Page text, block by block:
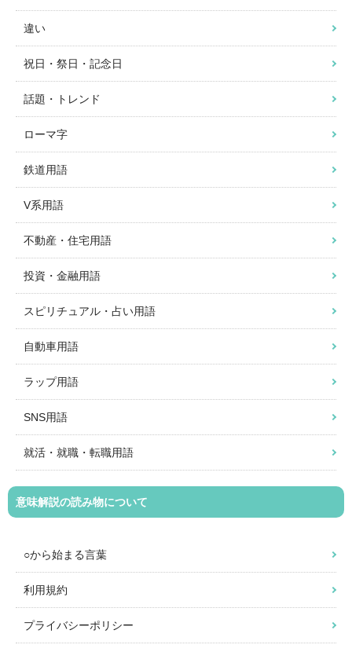
違い
祝日・祭日・記念日
話題・トレンド
ローマ字
鉄道用語
V系用語
不動産・住宅用語
投資・金融用語
スピリチュアル・占い用語
自動車用語
ラップ用語
SNS用語
就活・就職・転職用語
意味解説の読み物について
○から始まる言葉
利用規約
プライバシーポリシー